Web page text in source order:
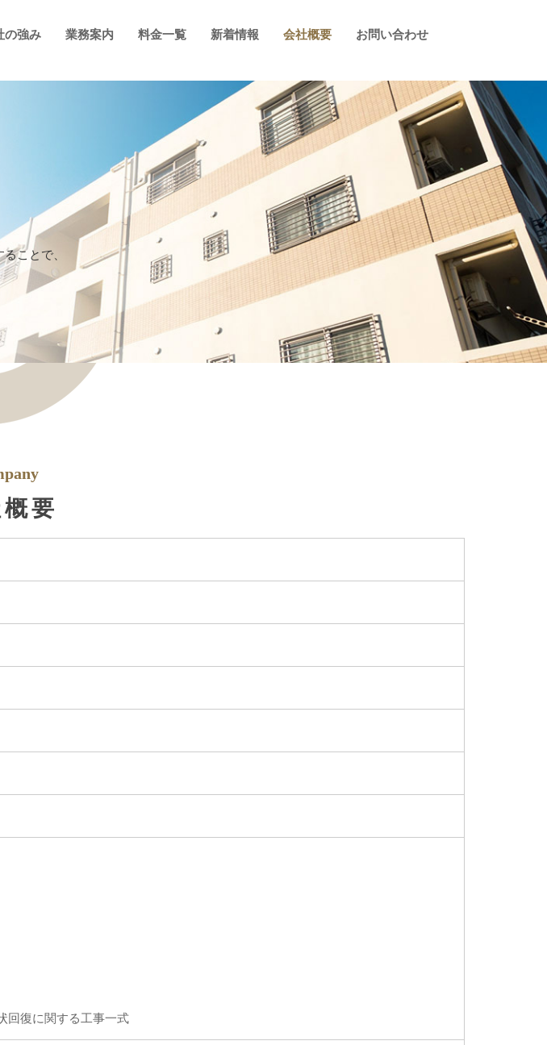
の強み 業務案内 料金一覧 新着情報 会社概要 お問い合わせ
ことで、
要
回復に関する工事一式